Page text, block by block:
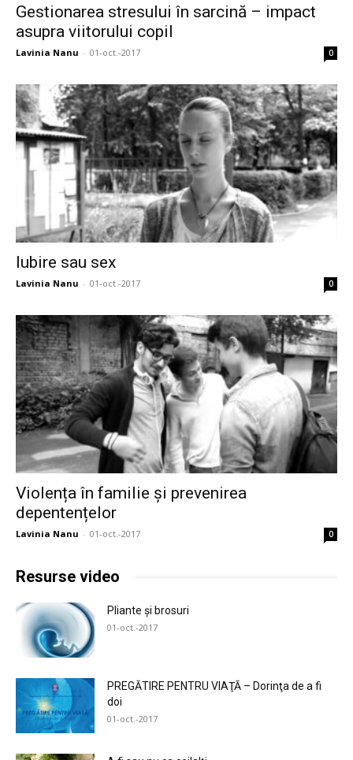
Gestionarea stresului în sarcină – impact
asupra viitorului copil
Lavinia Nanu - 01-oct.-2017 0
Iubire sau sex
Lavinia Nanu - 01-oct.-2017 0
Violența în familie și prevenirea
depentențelor
Lavinia Nanu - 01-oct.-2017 0
Resurse video
Pliante și brosuri
01-oct.-2017
PREGĂTIRE PENTRU VIAŢĂ – Dorinţa de a fi
doi
01-oct.-2017